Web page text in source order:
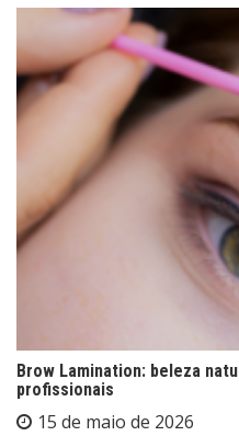
Brow Lamination: beleza
profissionais
15 de maio de 2026